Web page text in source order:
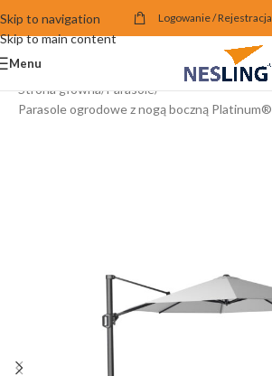
Skip to navigation
Skip to main content
Logowanie / Rejestracja
Menu
Strona główna/Parasole/
Parasole ogrodowe z nogą boczną Platinum®